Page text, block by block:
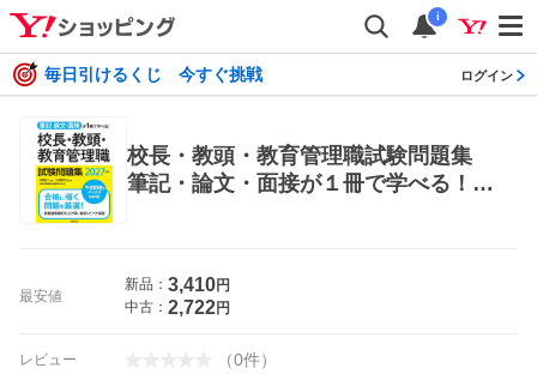
i
毎日引けるくじ 今すぐ挑戦 ログイン
校長・教頭・教育管理職試験問題集
筆記・論文・面接が１冊で学べる！
最安値
新品： 3,410円
中古： 2,722円
レビュー （0件）